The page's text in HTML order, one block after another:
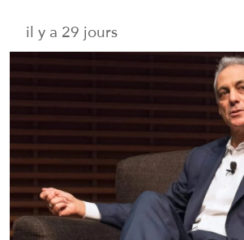
il y a 29 jours